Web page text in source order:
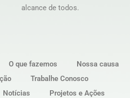
alcance de todos.
O que fazemos
Nossa causa
Trabalhe Conosco
Notícias
Projetos e Ações